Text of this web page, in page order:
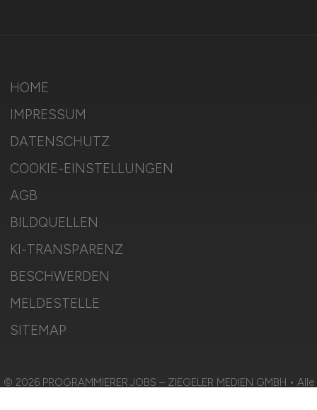
HOME
IMPRESSUM
DATENSCHUTZ
COOKIE-EINSTELLUNGEN
AGB
BILDQUELLEN
KI-TRANSPARENZ
BESCHWERDEN
MELDESTELLE
SITEMAP
© 2026 PROGRAMMIERER.JOBS – ZIEGELER MEDIEN GMBH • Alle